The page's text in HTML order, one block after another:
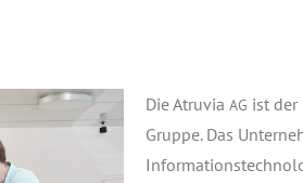
Die Atru­via AG ist
Grup­pe. Das